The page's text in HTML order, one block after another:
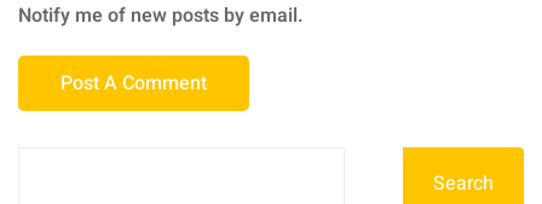
Notify me of new posts by email.
Search